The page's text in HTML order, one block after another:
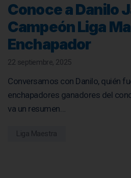
Conoce a Danilo
Campeón Liga
Enchapador
22 septiembre, 2025
Conversamos con Danilo, quién
enchapadores ganadores del
va un resumen…
Liga Maestra